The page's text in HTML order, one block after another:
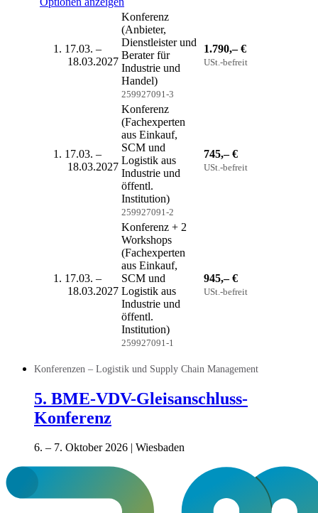
17.03. –
18.03.2027
Konferenz
(Anbieter,
Dienstleister und
Berater für
Industrie und
Handel)
259927091-3
1.790,– €
USt.-befreit
17.03. –
18.03.2027
Konferenz
(Fachexperten
aus Einkauf,
SCM und
Logistik aus
Industrie und
öffentl.
Institution)
259927091-2
745,– €
USt.-befreit
17.03. –
18.03.2027
Konferenz + 2
Workshops
(Fachexperten
aus Einkauf,
SCM und
Logistik aus
Industrie und
öffentl.
Institution)
259927091-1
945,– €
USt.-befreit
Konferenzen – Logistik und Supply Chain Management
5. BME-VDV-Gleisanschluss-
Konferenz
6. – 7. Oktober 2026 | Wiesbaden